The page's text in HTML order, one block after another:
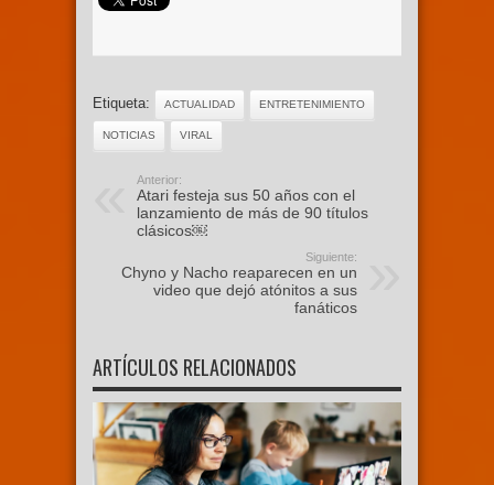
Etiqueta: ACTUALIDAD ENTRETENIMIENTO
NOTICIAS VIRAL
Anterior:
Atari festeja sus 50 años con el
lanzamiento de más de 90 títulos
clásicos￼
Siguiente:
Chyno y Nacho reaparecen en un
video que dejó atónitos a sus
fanáticos
ARTÍCULOS RELACIONADOS